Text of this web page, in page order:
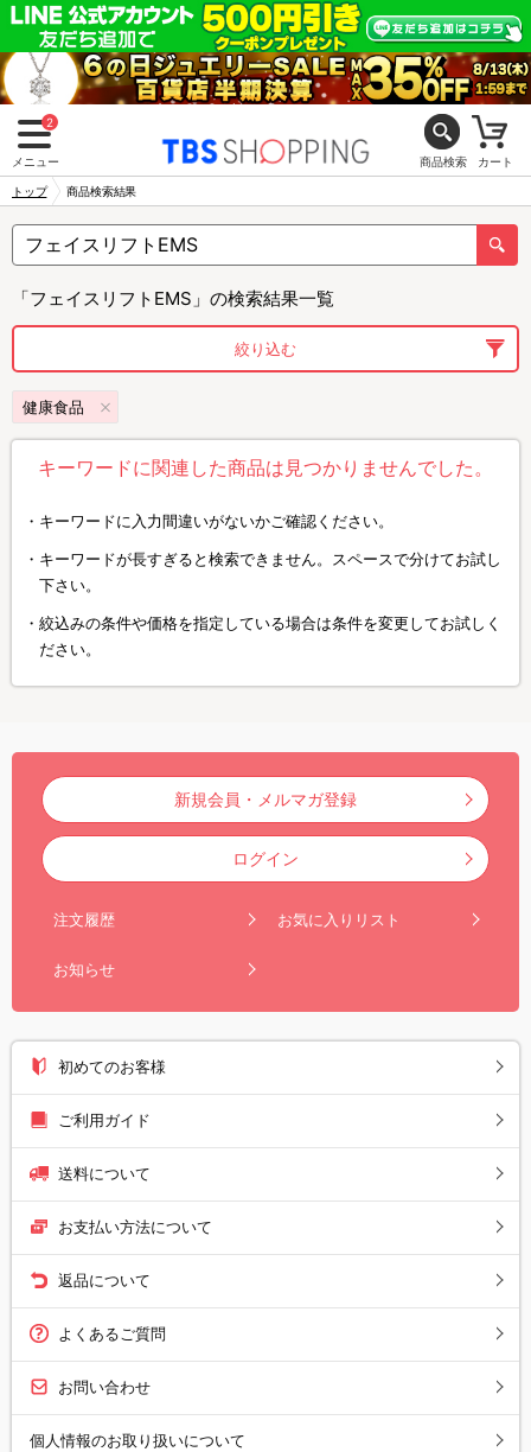
2
メニュー 商品検索 カート
トップ 商品検索結果
「フェイスリフトEMS」の検索結果一覧
絞り込む
健康食品
キーワードに関連した商品は見つかりませんでした。
キーワードに入力間違いがないかご確認ください。
キーワードが長すぎると検索できません。スペースで分けてお試し
下さい。
絞込みの条件や価格を指定している場合は条件を変更してお試しく
ださい。
新規会員・メルマガ登録
ログイン
注文履歴 お気に入りリスト
お知らせ
初めてのお客様
ご利用ガイド
送料について
お支払い方法について
返品について
よくあるご質問
お問い合わせ
個人情報のお取り扱いについて